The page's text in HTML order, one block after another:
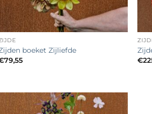
+
boeket Zijliefde
79,55
€